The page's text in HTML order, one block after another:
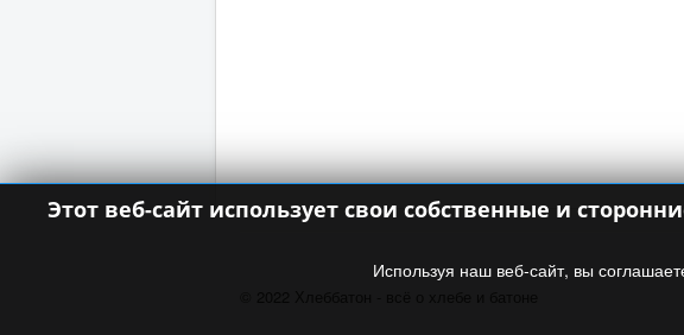
Этот веб-сайт использует свои собственные и
Используя наш веб-сайт, вы